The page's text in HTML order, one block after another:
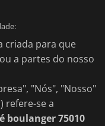
criada para que
a partes do nosso
"Nós", "Nosso"
refere-se a
boulanger 75010